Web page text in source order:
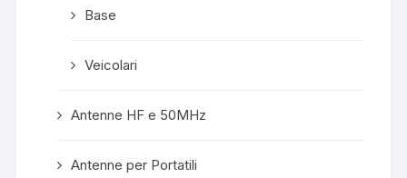
Base
Veicolari
Antenne HF e 50MHz
Antenne per Portatili